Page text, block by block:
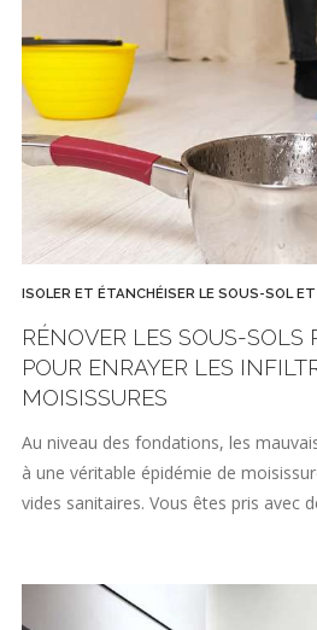
ISOLER ET ÉTANCHÉISER LE SOUS-SOL
RÉNOVER LES SOUS-SOLS
POUR ENRAYER LES
MOISISSURES
Au niveau des fondations, les
à une véritable épidémie de
vides sanitaires. Vous êtes pris avec